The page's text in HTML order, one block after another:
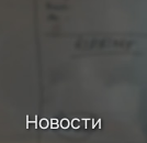
Новости